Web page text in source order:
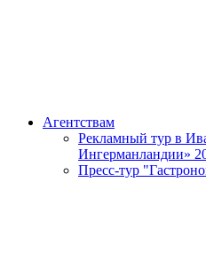
Агентствам
Рекламный тур в
Ингерманландии»
Пресс-тур